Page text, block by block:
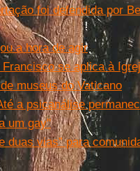
foi defendida por
a hora de agir
se aplica à
museus do Vaticano
a psicanálise
um gay''
duas vias” para